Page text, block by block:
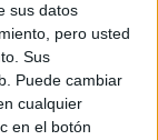
sus datos
pero usted
Sus
Puede cambiar
cualquier
en el botón